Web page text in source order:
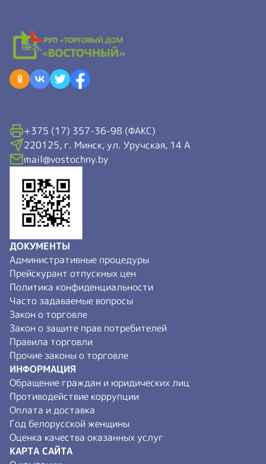
+375 (17) 357-36-98 (ФАКС)
220125, г. Минск, ул. Уручская, 14 А
mail@vostochny.by
ДОКУМЕНТЫ
Административные процедуры
Прейскурант отпускных цен
Политика конфиденциальности
Часто задаваемые вопросы
Закон о торговле
Закон о защите прав потребителей
Правила торговли
Прочие законы о торговле
ИНФОРМАЦИЯ
Обращение граждан и юридических лиц
Противодействие коррупции
Оплата и доставка
Год белорусской женщины
Оценка качества оказанных услуг
КАРТА САЙТА